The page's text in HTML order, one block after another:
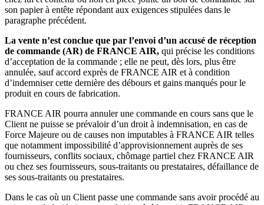
son papier à entête répondant aux exigences stipulées dans le
paragraphe précédent.
La vente n’est conclue que par l’envoi d’un accusé de réception
de commande (AR) de FRANCE AIR, qui précise les conditions
d’acceptation de la commande ; elle ne peut, dès lors, plus être
annulée, sauf accord exprès de FRANCE AIR et à condition
d’indemniser cette dernière des débours et gains manqués pour le
produit en cours de fabrication.
FRANCE AIR pourra annuler une commande en cours sans que le
Client ne puisse se prévaloir d’un droit à indemnisation, en cas de
Force Majeure ou de causes non imputables à FRANCE AIR telles
que notamment impossibilité d’approvisionnement auprès de ses
fournisseurs, conflits sociaux, chômage partiel chez FRANCE AIR
ou chez ses fournisseurs, sous-traitants ou prestataires, défaillance de
ses sous-traitants ou prestataires.
Dans le cas où un Client passe une commande sans avoir procédé au